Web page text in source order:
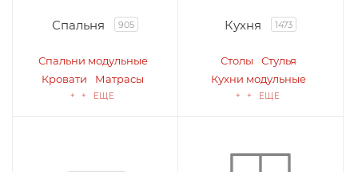
Спальня 905
Спальни модульные
Кровати
Матрасы
+ + ЕЩЕ
Кухня 1473
Столы
Стулья
Кухни модульные
+ + ЕЩЕ